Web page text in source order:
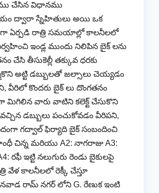
చేసిన విధానము
ద్వారా స్నేహితులు అయి ఒక
ఏర్పడి రాత్రి సమయాల్లో కాలనీలలో
ఇండ్ల ముందు నిలిపిన బైక్ లను
చేసి తీసుకెల్లీ తక్కువ ధరకు
అట్టి డబ్బులతో జల్సాలు చెయ్యడం
వీరిలో కొందరు బైక్ లు దొంగతనం
వారు వాటిని కలెక్ట్ చేసుకొని
డబ్బులు పంచుకోవడం వీరిపని,
గద్వాల్ ఫిర్యాది బైక్ సంబందించి
చిన్న మరియు A2: నాగరాజు A3:
రఫీ ఇట్టి నలుగురు రెండు బైకులపై
వేళ కాలనీలలో రెక్కీ చేస్తూ
రామ్ నగర్ లోని G. రేణుక ఇంటి